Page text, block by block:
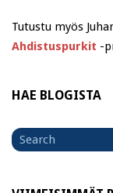
Tutustu myös
Ahdistuspurkit -
HAE BLOGISTA
Search
for